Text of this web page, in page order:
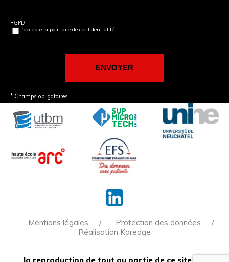
RGPD
J’accepte la politique de confidentialité.
* Champs obligatoires
Mentions légales
Protection des données
Réalisation Koredge